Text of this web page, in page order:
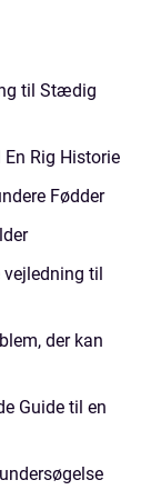
til Stædig
Rig Historie
Fødder
vejledning til
der kan
Guide til en